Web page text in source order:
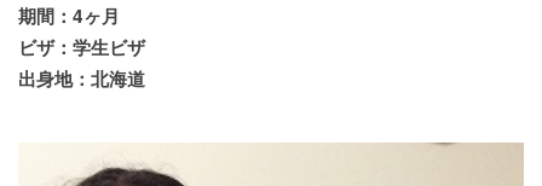
期間：4ヶ月
ビザ：学生ビザ
出身地：北海道